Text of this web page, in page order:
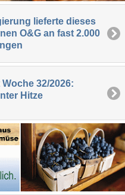
lieferte dieses
O&G an fast 2.000
32/2026:
Hitze